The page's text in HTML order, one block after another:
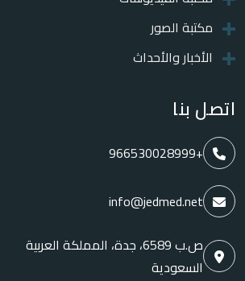
مكتبة الصور
الأخبار والأحداث
اتصل بنا
+966530028999
info@jedmed.net
ص.ب 6589، جدة، المملكة العربية
السعودية